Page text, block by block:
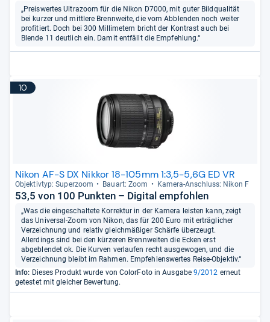
„Preiswertes Ultrazoom für die Nikon D7000, mit guter Bildqualität
bei kurzer und mittlere Brennweite, die vom Abblenden noch weiter
profitiert. Doch bei 300 Millimetern bricht der Kontrast auch bei
Blende 11 deutlich ein. Damit entfällt die Empfehlung.“
10
Nikon AF-S DX Nikkor 18-105mm 1:3,5-5,6G ED VR
Objek­tiv­typ: Super­zoom Bau­art: Zoom Kamera-​Anschluss: Nikon F
53,5 von 100 Punkten – Digital empfohlen
„Was die eingeschaltete Korrektur in der Kamera leisten kann, zeigt
das Universal-Zoom von Nikon, das für 200 Euro mit erträglicher
Verzeichnung und relativ gleichmäßiger Schärfe überzeugt.
Allerdings sind bei den kürzeren Brennweiten die Ecken erst
abgeblendet ok. Die Kurven verlaufen recht ausgewogen, und die
Verzeichnung bleibt im Rahmen. Empfehlenswertes Reise-Objektiv.“
Info: Dieses Produkt wurde von ColorFoto in Ausgabe 9/2012 erneut
getestet mit gleicher Bewertung.